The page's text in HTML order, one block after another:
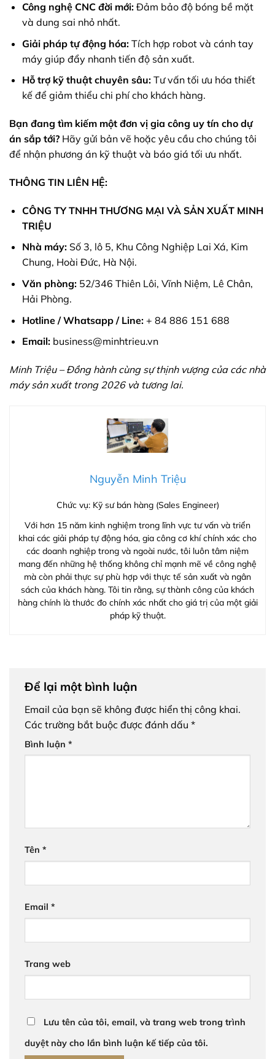
Công nghệ CNC đời mới:Đảm bảo độ bóng bề mặt
và dung sai nhỏ nhất.
Giải pháp tự động hóa:Tích hợp robot và cánh tay
máy giúp đẩy nhanh tiến độ sản xuất.
Hỗ trợ kỹ thuật chuyên sâu:Tư vấn tối ưu hóa thiết
kế để giảm thiểu chi phí cho khách hàng.
Bạn đang tìm kiếm một đơn vị gia công uy tín cho dự
án sắp tới? Hãy gửi bản vẽ hoặc yêu cầu cho chúng tôi
để nhận phương án kỹ thuật và báo giá tối ưu nhất.
THÔNG TIN LIÊN HỆ:
CÔNG TY TNHH THƯƠNG MẠI VÀ SẢN XUẤT MINH
TRIỆU
Nhà máy:Số 3, lô 5, Khu Công Nghiệp Lai Xá, Kim
Chung, Hoài Đức, Hà Nội.
Văn phòng:52/346 Thiên Lôi, Vĩnh Niệm, Lê Chân,
Hải Phòng.
Hotline / Whatsapp / Line:+ 84 886 151 688
Email:business@minhtrieu.vn
Minh Triệu – Đồng hành cùng sự thịnh vượng của các nhà
máy sản xuất trong 2026 và tương lai.
Nguyễn Minh Triệu
Chức vụ: Kỹ sư bán hàng (Sales Engineer)
Với hơn 15 năm kinh nghiệm trong lĩnh vực tư vấn và triển
khai các giải pháp tự động hóa, gia công cơ khí chính xác cho
các doanh nghiệp trong và ngoài nước, tôi luôn tâm niệm
mang đến những hệ thống không chỉ mạnh mẽ về công nghệ
mà còn phải thực sự phù hợp với thực tế sản xuất và ngân
sách của khách hàng. Tôi tin rằng, sự thành công của khách
hàng chính là thước đo chính xác nhất cho giá trị của một giải
pháp kỹ thuật.
Để lại một bình luận
Email của bạn sẽ không được hiển thị công khai.
Các trường bắt buộc được đánh dấu *
Bình luận *
Tên *
Email *
Trang web
Lưu tên của tôi, email, và trang web trong trình
duyệt này cho lần bình luận kế tiếp của tôi.